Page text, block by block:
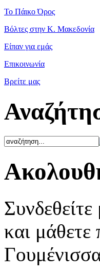
Το Πάικο Όρος
Βόλτες στην Κ. Μακεδονία
Είπαν για εμάς
Επικοινωνία
Βρείτε μας
και μάθετε